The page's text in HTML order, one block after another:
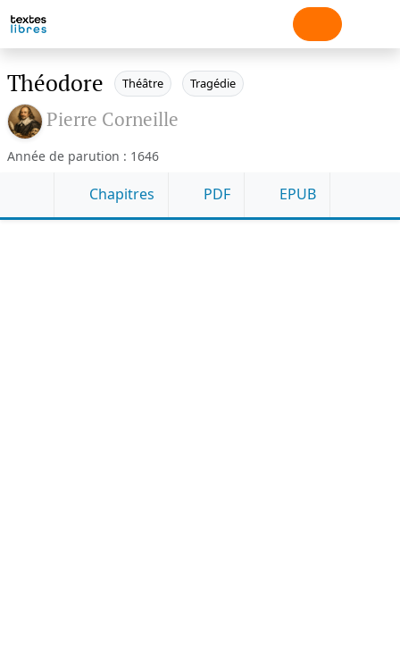
Théodore Théâtre Tragédie
Pierre Corneille
Année de parution : 1646
Chapitres PDF EPUB